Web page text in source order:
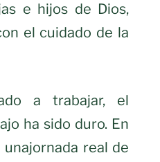
e hijos de Dios,
el cuidado de la
a trabajar, el
ha sido duro. En
real de